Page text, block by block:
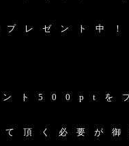
レ ゼ ン ト 中 ！
ン ト 5 0 0 p t を
頂 く 必 要 が 御